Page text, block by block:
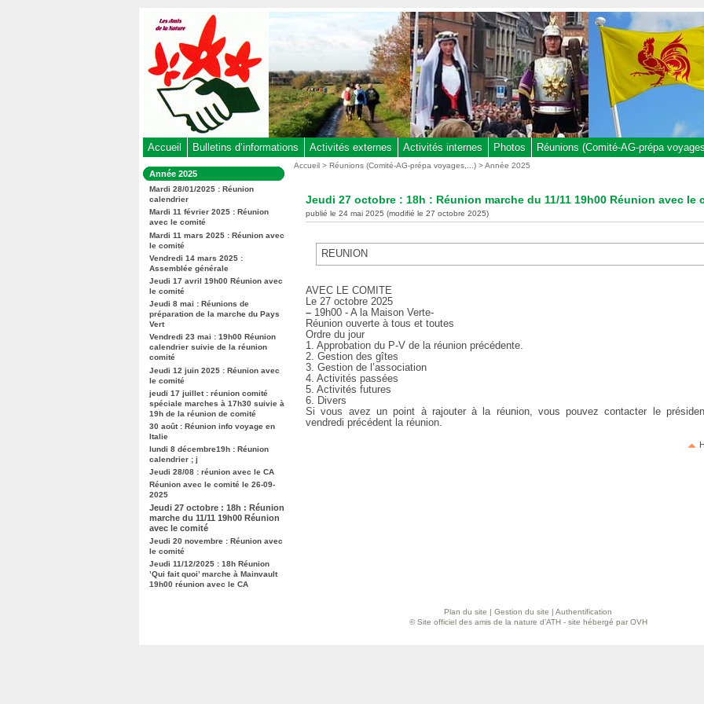
Accueil Bulletins d’informations Activités externes Activités internes Photos Réunions (Comité-AG-prépa
Dans
la
rubrique
:
Année 2025
Mardi 28/01/2025 : Réunion
calendrier
Mardi 11 février 2025 : Réunion
avec le comité
Mardi 11 mars 2025 : Réunion avec
le comité
Vendredi 14 mars 2025 :
Assemblée générale
Jeudi 17 avril 19h00 Réunion avec
le comité
Jeudi 8 mai : Réunions de
préparation de la marche du Pays
Vert
Vendredi 23 mai : 19h00 Réunion
calendrier suivie de la réunion
comité
Jeudi 12 juin 2025 : Réunion avec
le comité
jeudi 17 juillet : réunion comité
spéciale marches à 17h30 suivie à
19h de la réunion de comité
30 août : Réunion info voyage en
Italie
lundi 8 décembre19h : Réunion
calendrier ; j
Jeudi 28/08 : réunion avec le CA
Réunion avec le comité le 26-09-
2025
Jeudi 27 octobre : 18h : Réunion
marche du 11/11 19h00 Réunion
avec le comité
Jeudi 20 novembre : Réunion avec
le comité
Jeudi 11/12/2025 : 18h Réunion
’Qui fait quoi’ marche à Mainvault
19h00 réunion avec le CA
Vous
Accueil >Réunions (Comité-AG-prépa voyages,...) >Année 2025
Jeudi 27 octobre : 18h : Réunion marche du 11/11 19h00 Réunion avec le
publié le 24 mai 2025 (modifié le 27 octobre 2025)
REUNION
AVEC LE COMITE
Le 27 octobre 2025
– 19h00 - A la Maison Verte-
Réunion ouverte à tous et toutes
Ordre du jour
1. Approbation du P-V de la réunion précédente.
2. Gestion des gîtes
3. Gestion de l’association
4. Activités passées
5. Activités futures
6. Divers
Si vous avez un point à rajouter à la réunion, vous pouvez contacter le
vendredi précédent la réunion.
Plan du site | Gestion du site | Authentification
© Site officiel des amis de la nature d’ATH - site hébergé par OVH